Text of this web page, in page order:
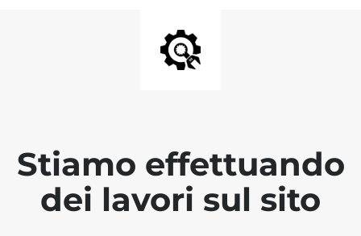
Stiamo effettuando
dei lavori sul sito